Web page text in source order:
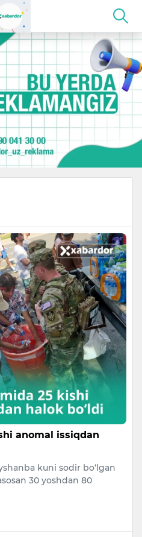
anomal issiqdan
kuni sodir bo‘lgan
30 yoshdan 80